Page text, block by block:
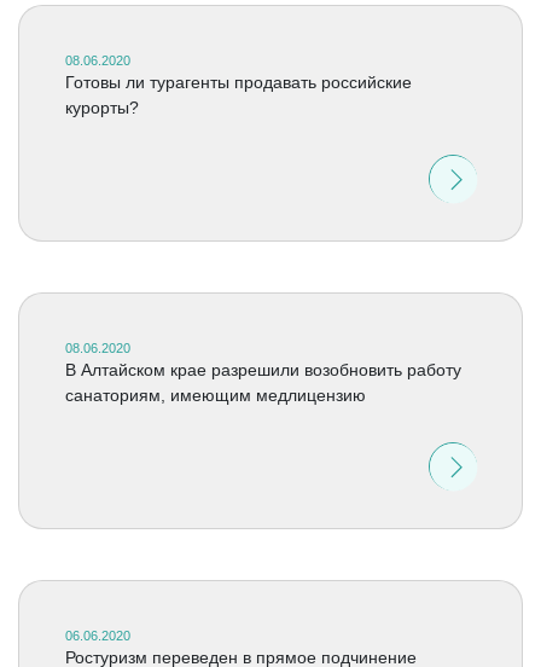
08.06.2020
Готовы ли турагенты продавать российские
курорты?
08.06.2020
В Алтайском крае разрешили возобновить работу
санаториям, имеющим медлицензию
06.06.2020
Ростуризм переведен в прямое подчинение